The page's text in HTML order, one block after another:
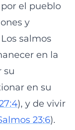
el pueblo
y
salmos
en la
su
en su
), y de vivir
23:6).